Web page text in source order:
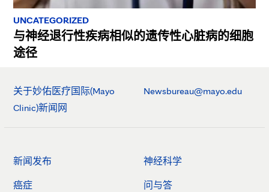
UNCATEGORIZED
与神经退行性疾病相似的遗传性心脏病的细胞
途径
关于妙佑医疗国际(Mayo
Clinic)新闻网
Newsbureau@mayo.edu
新闻发布
癌症
神经科学
问与答